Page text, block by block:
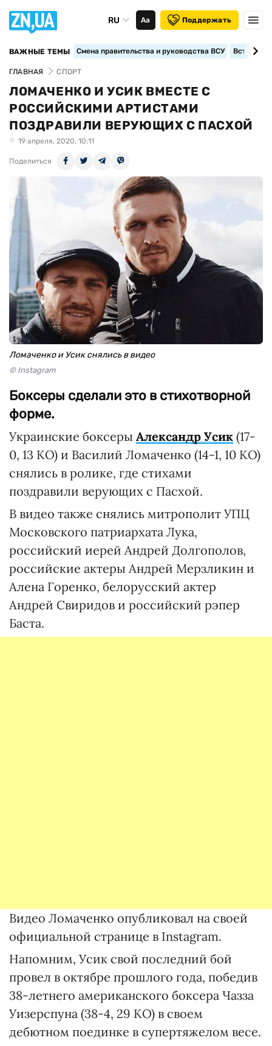
RU Аа Поддержать
ВАЖНЫЕ ТЕМЫ Смена правительства и руководства ВСУ
ГЛАВНАЯ СПОРТ
ЛОМАЧЕНКО И УСИК ВМЕСТЕ С
РОССИЙСКИМИ АРТИСТАМИ
ПОЗДРАВИЛИ ВЕРУЮЩИХ С ПАСХОЙ
19 апреля, 2020, 10:11
Поделиться
Ломаченко и Усик снялись в видео
© Instagram
Боксеры сделали это в стихотворной
форме.
Украинские боксеры Александр Усик (17-
0, 13 КО) и Василий Ломаченко (14-1, 10 КО)
снялись в ролике, где стихами
поздравили верующих с Пасхой.
В видео также снялись митрополит УПЦ
Московского патриархата Лука,
российский иерей Андрей Долгополов,
российские актеры Андрей Мерзликин и
Алена Горенко, белорусский актер
Андрей Свиридов и российский рэпер
Баста.
Видео Ломаченко опубликовал на своей
официальной странице в Instagram.
Напомним, Усик свой последний бой
провел в октябре прошлого года, победив
38-летнего американского боксера Чазза
Уизерспуна (38-4, 29 КО) в своем
дебютном поединке в супертяжелом весе.